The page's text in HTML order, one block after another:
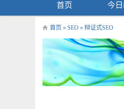
首页 今日
首页 » SEO » 辩证式SEO